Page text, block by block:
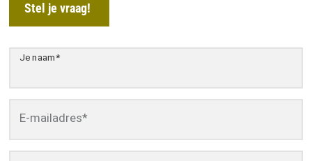
Stel je vraag!
Je naam*
E-mailadres*